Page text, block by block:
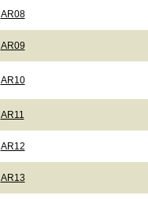
AR08
AR09
AR10
AR11
AR12
AR13